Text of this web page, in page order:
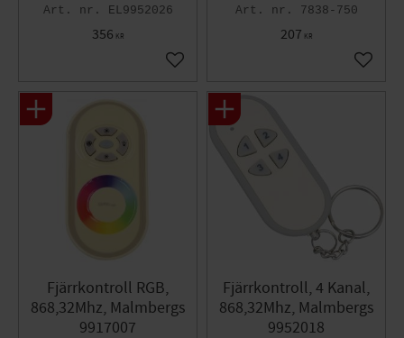
EL9952026
356 KR
Lägg till i favoriter
7838-750
207 KR
Lägg
Fjärrkontroll RGB,
868,32Mhz, Malmbergs
9917007
Fjärrkontroll, 4 Kanal,
868,32Mhz, Malmbergs
9952018